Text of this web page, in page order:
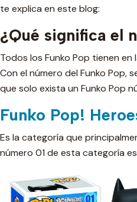
te explica en este blog:
¿Qué significa el
Todos los Funko Pop tienen
Con el número del Funko Pop,
que solo exista un Funko Pop
Funko Pop!
Es la categoría que
número 01 de esta categoría es